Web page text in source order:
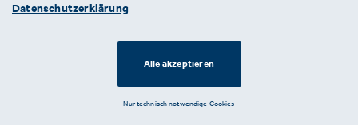
aufgefallen? Wir freuen uns über Ihren
Datenschutzerklärung
Alle akzeptieren
Nur technisch notwendige Cookies